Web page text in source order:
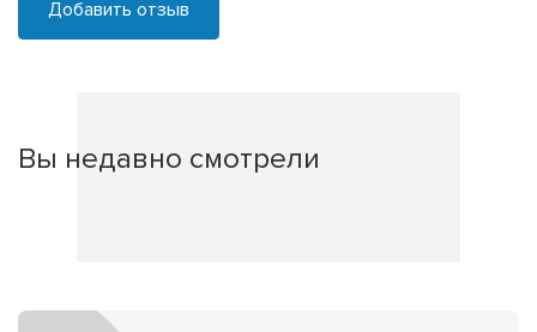
Добавить отзыв
Вы недавно смотрели